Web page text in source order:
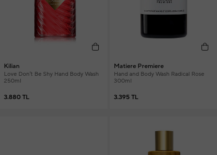
Kilian
Love Don't Be Shy Hand Body Wash
250ml
3.880 TL
Matiere Premiere
Hand and Body Wash Radical Rose
300ml
3.395 TL